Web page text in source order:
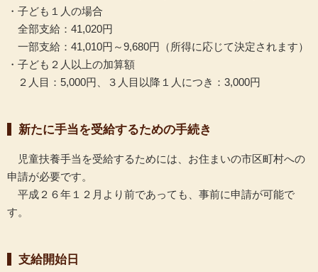
・子ども１人の場合
全部支給：41,020円
一部支給：41,010円～9,680円（所得に応じて決定されます）
・子ども２人以上の加算額
２人目：5,000円、３人目以降１人につき：3,000円
新たに手当を受給するための手続き
児童扶養手当を受給するためには、お住まいの市区町村への
申請が必要です。
平成２６年１２月より前であっても、事前に申請が可能で
す。
支給開始日